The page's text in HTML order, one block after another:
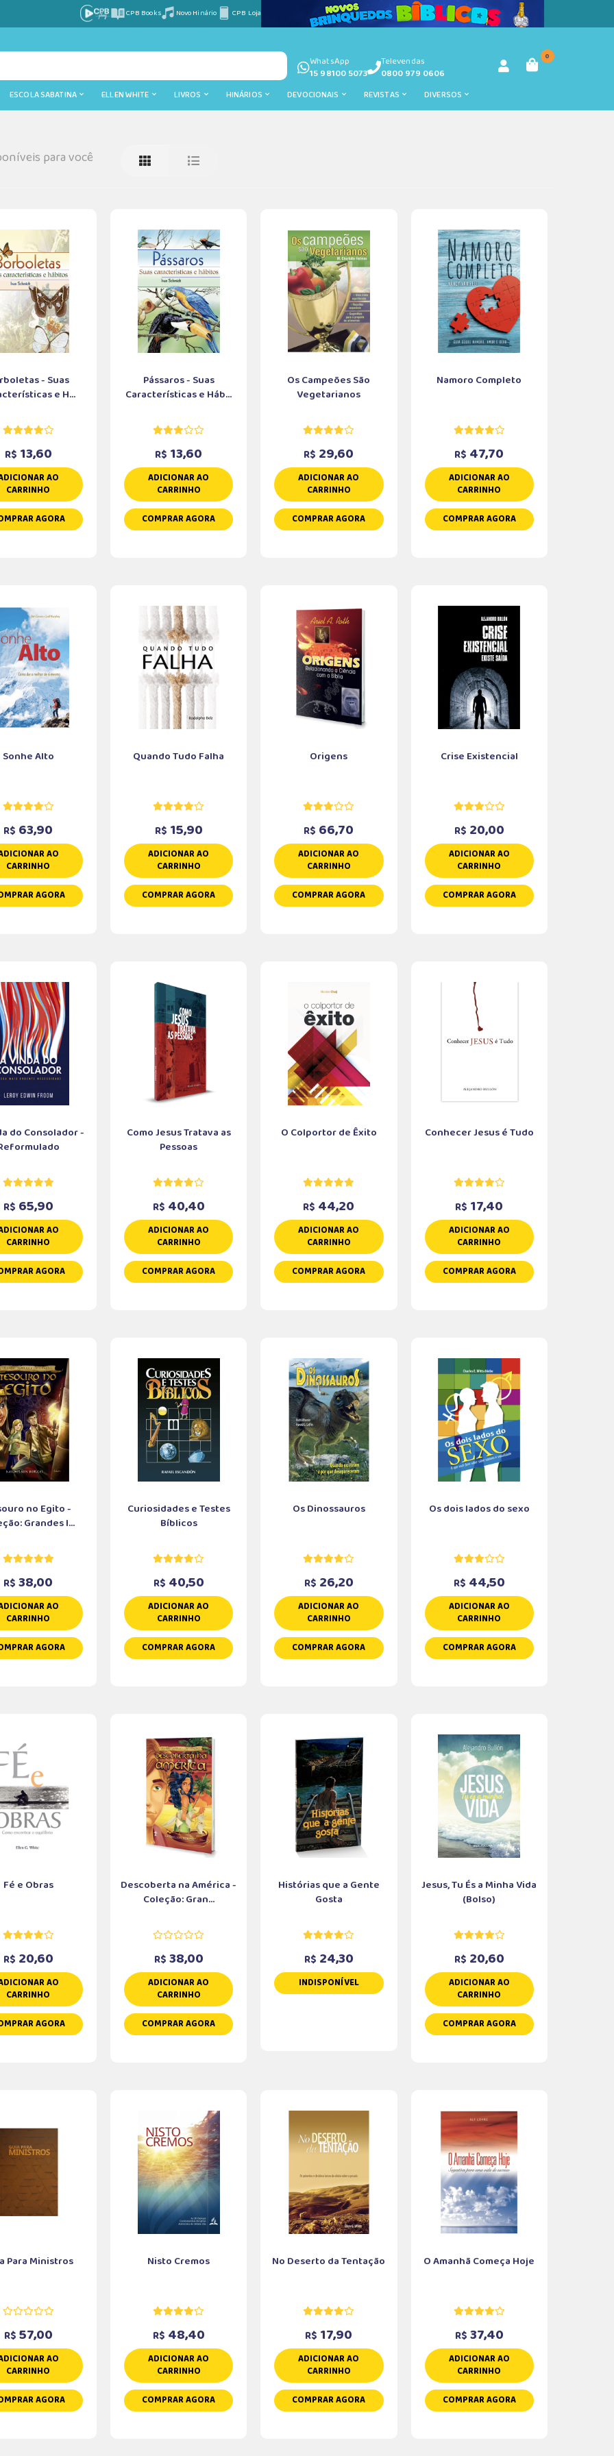
CPB Books Novo Hinário CPB Loja
WhatsApp
15 98100 5073
Televendas
0800 979 0606
0
ESCOLA SABATINA ELLEN WHITE LIVROS HINÁRIOS DEVOCIONAIS REVISTAS DIVERSOS
para você
- Suas
e H...
R$ 13,60
AO
CARRINHO
AGORA
Pássaros - Suas
Características e Háb...
R$ 13,60
ADICIONAR AO
CARRINHO
COMPRAR AGORA
Os Campeões São
Vegetarianos
R$ 29,60
ADICIONAR AO
CARRINHO
COMPRAR AGORA
Namoro Completo
R$ 47,70
ADICIONAR AO
CARRINHO
COMPRAR AGORA
Sonhe Alto
R$ 63,90
AO
CARRINHO
AGORA
Quando Tudo Falha
R$ 15,90
ADICIONAR AO
CARRINHO
COMPRAR AGORA
Origens
R$ 66,70
ADICIONAR AO
CARRINHO
COMPRAR AGORA
Crise Existencial
R$ 20,00
ADICIONAR AO
CARRINHO
COMPRAR AGORA
do Consolador -
R$ 65,90
AO
CARRINHO
AGORA
Como Jesus Tratava as
Pessoas
R$ 40,40
ADICIONAR AO
CARRINHO
COMPRAR AGORA
O Colportor de Êxito
R$ 44,20
ADICIONAR AO
CARRINHO
COMPRAR AGORA
Conhecer Jesus é Tudo
R$ 17,40
ADICIONAR AO
CARRINHO
COMPRAR AGORA
no Egito -
Grandes I...
R$ 38,00
AO
CARRINHO
AGORA
Curiosidades e Testes
Bíblicos
R$ 40,50
ADICIONAR AO
CARRINHO
COMPRAR AGORA
Os Dinossauros
R$ 26,20
ADICIONAR AO
CARRINHO
COMPRAR AGORA
Os dois lados do sexo
R$ 44,50
ADICIONAR AO
CARRINHO
COMPRAR AGORA
Fé e Obras
R$ 20,60
AO
CARRINHO
AGORA
Descoberta na América -
Coleção: Gran...
R$ 38,00
ADICIONAR AO
CARRINHO
COMPRAR AGORA
Histórias que a Gente
Gosta
R$ 24,30
INDISPONÍVEL
Jesus, Tu És a Minha Vida
(Bolso)
R$ 20,60
ADICIONAR AO
CARRINHO
COMPRAR AGORA
Para Ministros
R$ 57,00
AO
CARRINHO
AGORA
Nisto Cremos
R$ 48,40
ADICIONAR AO
CARRINHO
COMPRAR AGORA
No Deserto da Tentação
R$ 17,90
ADICIONAR AO
CARRINHO
COMPRAR AGORA
O Amanhã Começa Hoje
R$ 37,40
ADICIONAR AO
CARRINHO
COMPRAR AGORA